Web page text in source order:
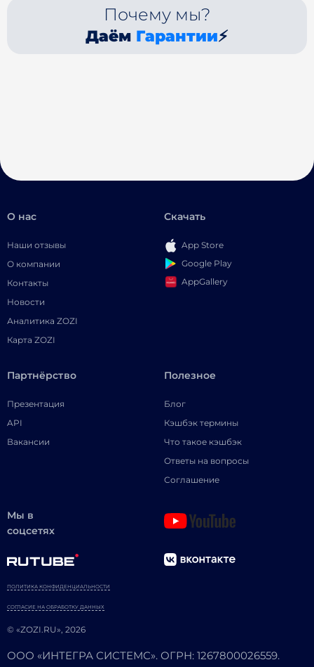
Почему мы?
Даём Гарантии⚡
О нас
Наши отзывы
О компании
Контакты
Новости
Аналитика ZOZI
Карта ZOZI
Скачать
App Store
Google Play
AppGallery
Партнёрство
Презентация
API
Вакансии
Полезное
Блог
Кэшбэк термины
Что такое кэшбэк
Ответы на вопросы
Соглашение
Мы в
соцсетях
© «ZOZI.RU», 2026
ПОЛИТИКА КОНФИДЕНЦИАЛЬНОСТИ
СОГЛАСИЕ НА ОБРАБОТКУ ДАННЫХ
ООО «ИНТЕГРА СИСТЕМС». ОГРН: 1267800026559.